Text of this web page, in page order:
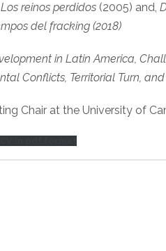
Los reinos perdidos (2005) and,
del fracking (2018)
in Latin America,
Conflicts, Territorial Turn,
Chair at the University of